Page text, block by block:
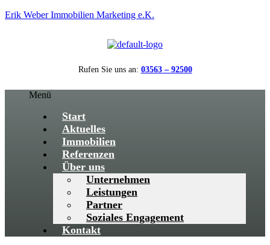
Erik Weber Immobilien Marketing e.K.
Rufen Sie uns an: 03563 – 92500
Menü
Start
Aktuelles
Immobilien
Referenzen
Über uns
Unternehmen
Leistungen
Partner
Soziales Engagement
Kontakt